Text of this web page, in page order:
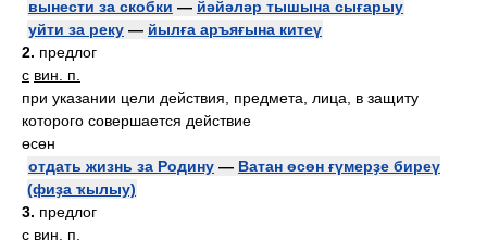
вынести за скобки — йәйәләр тышына сығарыу
уйти за реку — йылға аръяғына китеү
2. предлог
с вин. п.
при указании цели действия, предмета, лица, в защиту
которого совершается действие
өсөн
отдать жизнь за Родину — Ватан өсөн ғүмерҙе биреү
(фиҙа ҡылыу)
3. предлог
с вин. п.